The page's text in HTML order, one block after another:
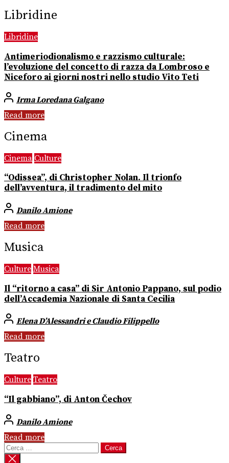
Libridine
Libridine
Antimeriodionalismo e razzismo culturale:
l’evoluzione del concetto di razza da Lombroso e
Niceforo ai giorni nostri nello studio Vito Teti
Irma Loredana Galgano
Read more
Cinema
Cinema Culture
“Odissea”, di Christopher Nolan. Il trionfo
dell’avventura, il tradimento del mito
Danilo Amione
Read more
Musica
Culture Musica
Il “ritorno a casa” di Sir Antonio Pappano, sul podio
dell’Accademia Nazionale di Santa Cecilia
Elena D’Alessandri e Claudio Filippello
Read more
Teatro
Culture Teatro
“Il gabbiano”, di Anton Čechov
Danilo Amione
Read more
Ricerca
per: